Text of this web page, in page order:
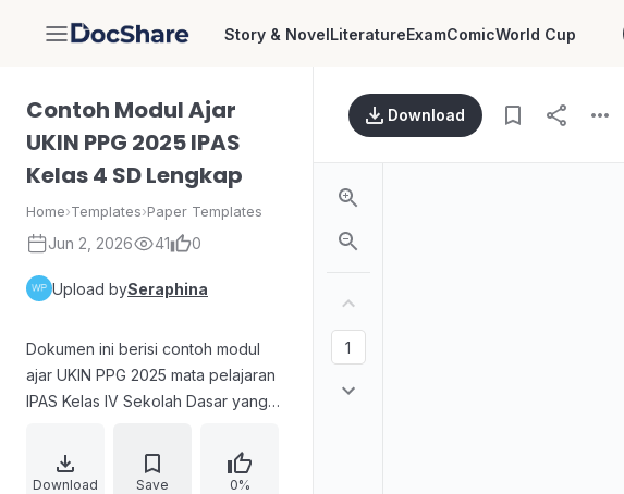
DocShare Story & NovelLiteratureExamComicWorld Cup
Contoh Modul Ajar
UKIN PPG 2025 IPAS
Kelas 4 SD Lengkap
Home›Templates›Paper Templates
Jun 2, 2026 41 0
Upload bySeraphina
Dokumen ini berisi contoh modul
ajar UKIN PPG 2025 mata pelajaran
IPAS Kelas IV Sekolah Dasar yang
Merdeka. Mengangkat topik
Fotosintesis, perangkat ini
Download Save 0%
Download